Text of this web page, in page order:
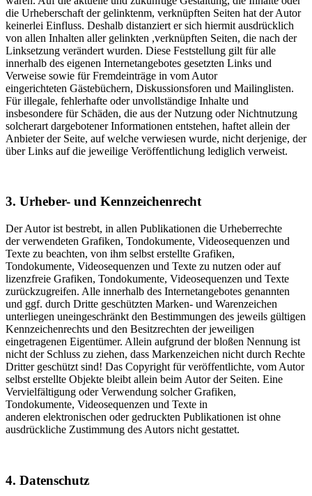
die Urheberschaft der gelinktenm, verknüpften Seiten hat der Autor
keinerlei Einfluss. Deshalb distanziert er sich hiermit ausdrücklich
von allen Inhalten aller gelinkten ,verknüpften Seiten, die nach der
Linksetzung verändert wurden. Diese Feststellung gilt für alle
innerhalb des eigenen Internetangebotes gesetzten Links und
Verweise sowie für Fremdeinträge in vom Autor
eingerichteten Gästebüchern, Diskussionsforen und Mailinglisten.
Für illegale, fehlerhafte oder unvollständige Inhalte und
insbesondere für Schäden, die aus der Nutzung oder Nichtnutzung
solcherart dargebotener Informationen entstehen, haftet allein der
Anbieter der Seite, auf welche verwiesen wurde, nicht derjenige, der
über Links auf die jeweilige Veröffentlichung lediglich verweist.
3. Urheber- und Kennzeichenrecht
Der Autor ist bestrebt, in allen Publikationen die Urheberrechte
der verwendeten Grafiken, Tondokumente, Videosequenzen und
Texte zu beachten, von ihm selbst erstellte Grafiken,
Tondokumente, Videosequenzen und Texte zu nutzen oder auf
lizenzfreie Grafiken, Tondokumente, Videosequenzen und Texte
zurückzugreifen. Alle innerhalb des Internetangebotes genannten
und ggf. durch Dritte geschützten Marken- und Warenzeichen
unterliegen uneingeschränkt den Bestimmungen des jeweils gültigen
Kennzeichenrechts und den Besitzrechten der jeweiligen
eingetragenen Eigentümer. Allein aufgrund der bloßen Nennung ist
nicht der Schluss zu ziehen, dass Markenzeichen nicht durch Rechte
Dritter geschützt sind! Das Copyright für veröffentlichte, vom Autor
selbst erstellte Objekte bleibt allein beim Autor der Seiten. Eine
Vervielfältigung oder Verwendung solcher Grafiken,
Tondokumente, Videosequenzen und Texte in
anderen elektronischen oder gedruckten Publikationen ist ohne
ausdrückliche Zustimmung des Autors nicht gestattet.
4. Datenschutz